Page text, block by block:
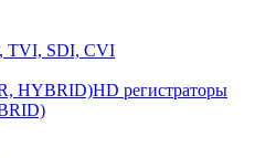
TVI, SDI, CVI
HYBRID)HD регистраторы